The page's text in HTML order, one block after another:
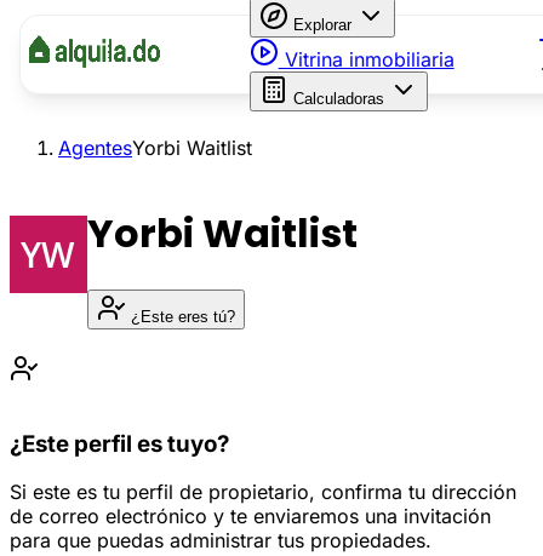
Explorar
Vitrina inmobiliaria
Calculadoras
AgentesYorbi Waitlist
Yorbi Waitlist
¿Este eres tú?
¿Este perfil es tuyo?
Si este es tu perfil de propietario, confirma tu dirección
de correo electrónico y te enviaremos una invitación
para que puedas administrar tus propiedades.